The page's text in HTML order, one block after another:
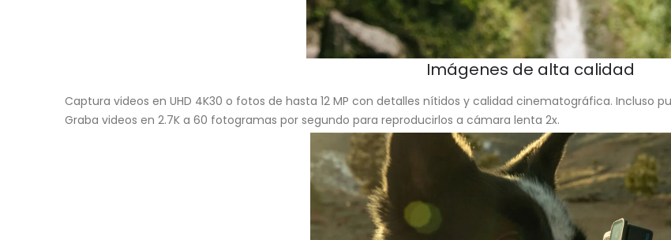
Imágenes de alta calidad
Captura videos en UHD 4K30 o fotos de hasta 12 MP con detalles nítidos y calidad cinematográfica. Incluso
Graba videos en 2.7K a 60 fotogramas por segundo para reproducirlos a cámara lenta 2x.